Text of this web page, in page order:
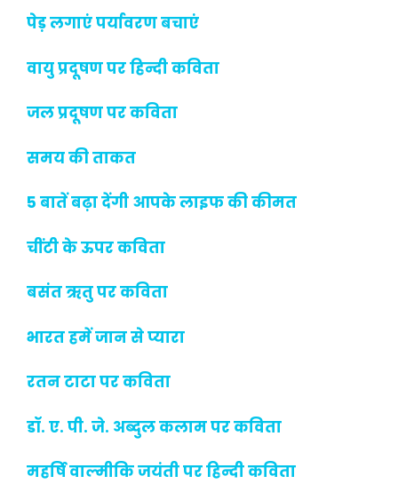
पेड़ लगाएं पर्यावरण बचाएं
वायु प्रदूषण पर हिन्दी कविता
जल प्रदूषण पर कविता
समय की ताकत
5 बातें बढ़ा देंगी आपके लाइफ की कीमत
चींटी के ऊपर कविता
बसंत ऋतु पर कविता
भारत हमें जान से प्यारा
रतन टाटा पर कविता
डॉ. ए. पी. जे. अब्दुल कलाम पर कविता
महर्षि वाल्मीकि जयंती पर हिन्दी कविता